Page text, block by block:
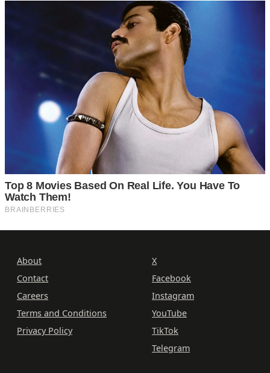
About
Contact
Careers
Terms and Conditions
Privacy Policy
X
Facebook
Instagram
YouTube
TikTok
Telegram